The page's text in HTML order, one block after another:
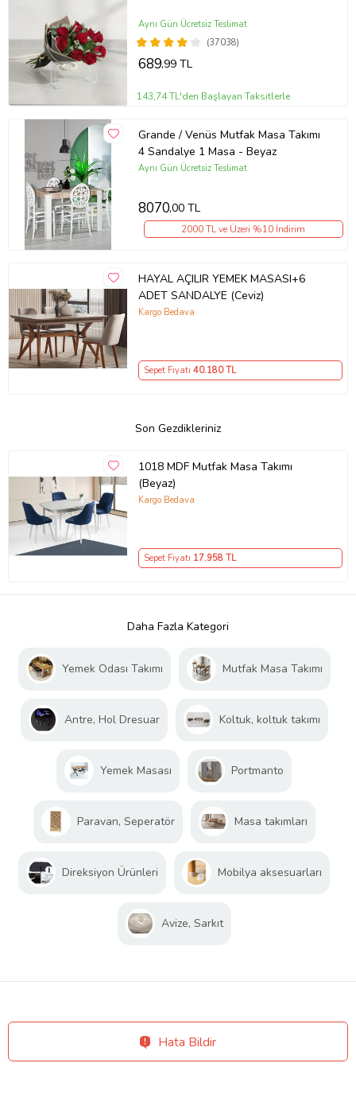
(37038)
Aynı Gün Ücretsiz Teslimat
689,99 TL
143,74 TL'den Başlayan Taksitlerle
Grande / Venüs Mutfak Masa Takımı
4 Sandalye 1 Masa - Beyaz
Aynı Gün Ücretsiz Teslimat
8070,00 TL
2000 TL ve Üzeri %10 İndirim
HAYAL AÇILIR YEMEK MASASI+6
ADET SANDALYE (Ceviz)
Kargo Bedava
Sepet Fiyatı 40.180TL
Son Gezdikleriniz
1018 MDF Mutfak Masa Takımı
(Beyaz)
Kargo Bedava
Sepet Fiyatı 17.958TL
Daha Fazla Kategori
Yemek Odası Takımı Mutfak Masa Takımı
Antre, Hol Dresuar Koltuk, koltuk takımı
Yemek Masası Portmanto
Paravan, Seperatör Masa takımları
Direksiyon Ürünleri Mobilya aksesuarları
Avize, Sarkıt
Hata Bildir